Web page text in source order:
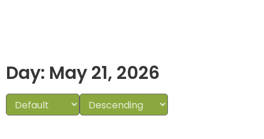
Day: May 21, 2026